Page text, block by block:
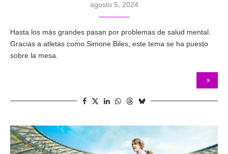
agosto 5, 2024
Hasta los más grandes pasan por problemas de salud mental.
Gracias a atletas como Simone Biles, este tema se ha puesto
sobre la mesa.